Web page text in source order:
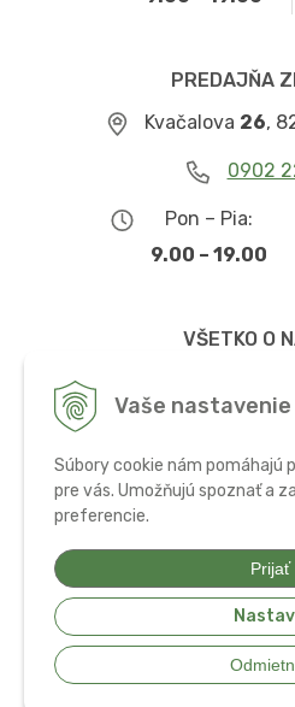
Vaše
Súbory cookie nám pomáhajú
pre vás. Umožňujú spoznať a
preferencie.
Prijať
PREDAJŇA
Kvačalova 26,
0902
Pon – Pia:
9.00 – 19.00
VŠETKO O
Ochrana
© 2026 Bio potraviny, zdravá výživa